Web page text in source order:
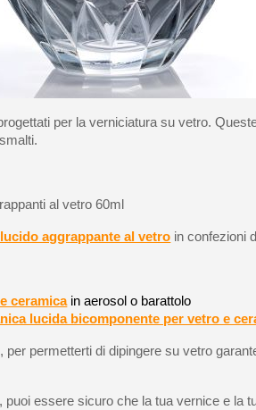
per la verniciatura su vetro.
al vetro 60ml
aggrappante al vetro in confezioni
ceramicain aerosol o barattolo
lucida bicomponente per vetro e
permetterti di dipingere su vetro
puoi essere sicuro che la tua vernice e la